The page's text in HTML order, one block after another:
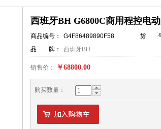
西班牙BH G6800C商用程控电
商品编号： G4F86489890F58 货 号
品 牌：
西班牙BH
销售价： ￥68800.00
购买数量：